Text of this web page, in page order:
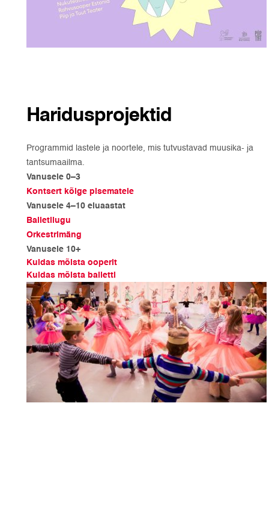
Haridusprojektid
Programmid lastele ja noortele, mis tutvustavad muusika- ja
tantsumaailma.
Vanusele 0–3
Kontsert kõige pisematele
Vanusele 4–10 eluaastat
Balletilugu
Orkestrimäng
Vanusele 10+
Kuidas mõista ooperit
Kuidas mõista balletti